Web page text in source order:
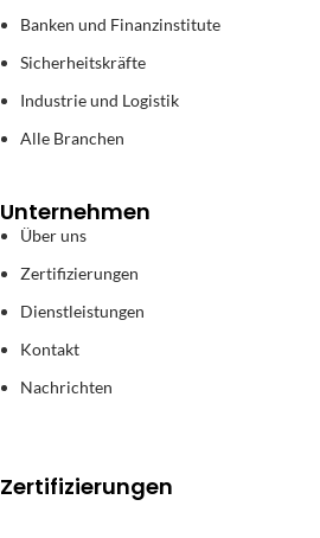
Banken und Finanzinstitute
Sicherheitskräfte
Industrie und Logistik
Alle Branchen
Unternehmen
Über uns
Zertifizierungen
Dienstleistungen
Kontakt
Nachrichten
Zertifizierungen